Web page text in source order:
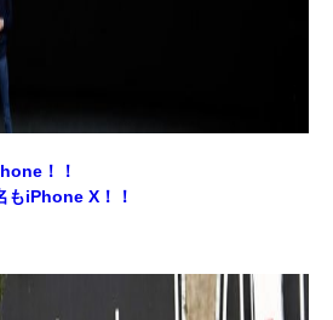
！！
もiPhone X！！